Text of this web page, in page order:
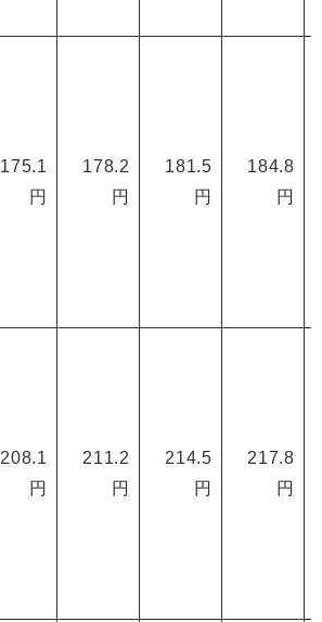
175.1
円
178.2
円
181.5
円
184.8
円
208.1
円
211.2
円
214.5
円
217.8
円